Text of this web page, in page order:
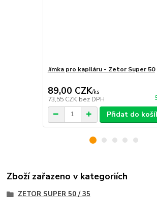
Jímka pro kapiláru - Zetor Super 50
89,00 CZK/ks
73,55 CZK bez DPH
Přidat do
Zboží zařazeno v kategoriích
ZETOR SUPER 50 / 35